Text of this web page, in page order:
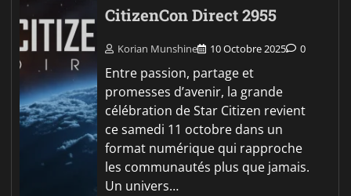
CitizenCon Direct 2955
Korian Munshine 10 Octobre 2025 0
Entre passion, partage et
promesses d’avenir, la grande
célébration de Star Citizen revient
ce samedi 11 octobre dans un
format numérique qui rapproche
les communautés plus que jamais.
Un univers…